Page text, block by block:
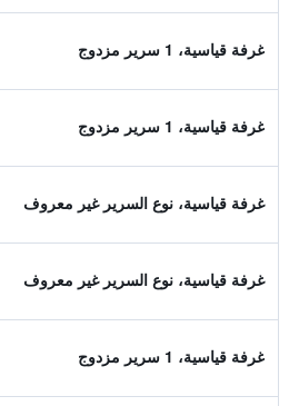
غرفة قياسية، 1 سرير مزدوج
غرفة قياسية، 1 سرير مزدوج
غرفة قياسية، نوع السرير غير معروف
غرفة قياسية، نوع السرير غير معروف
غرفة قياسية، 1 سرير مزدوج